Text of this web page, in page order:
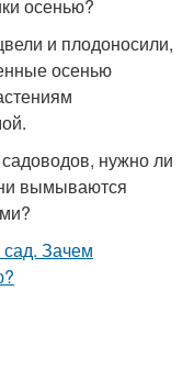
осенью?
и плодоносили,
осенью
нужно ли
вымываются